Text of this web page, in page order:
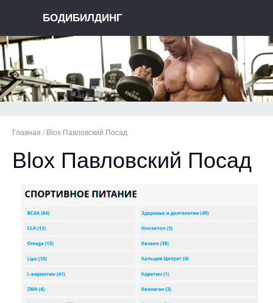
БОДИБИЛДИНГ
Главная / Blox Павловский Посад
Blox Павловский Посад